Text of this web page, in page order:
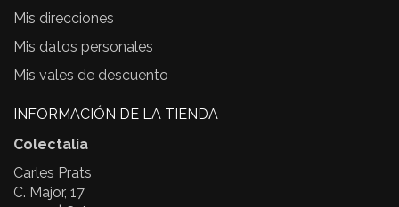
Mis direcciones
Mis datos personales
Mis vales de descuento
INFORMACIÓN DE LA TIENDA
Colectalia
Carles Prats
C. Major, 17